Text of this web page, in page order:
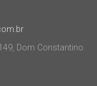
Dom Constantino.